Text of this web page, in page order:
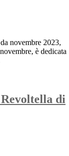
novembre 2023,
è dedicata
di